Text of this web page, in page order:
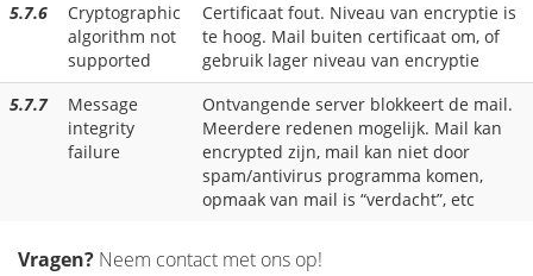
5.7.6
Cryptographic
algorithm not
supported
Certificaat fout. Niveau van encryptie is
te hoog. Mail buiten certificaat om, of
gebruik lager niveau van encryptie
5.7.7
Message
integrity
failure
Ontvangende server blokkeert de mail.
Meerdere redenen mogelijk. Mail kan
encrypted zijn, mail kan niet door
spam/antivirus programma komen,
opmaak van mail is “verdacht”, etc
Vragen? Neem contact met ons op!